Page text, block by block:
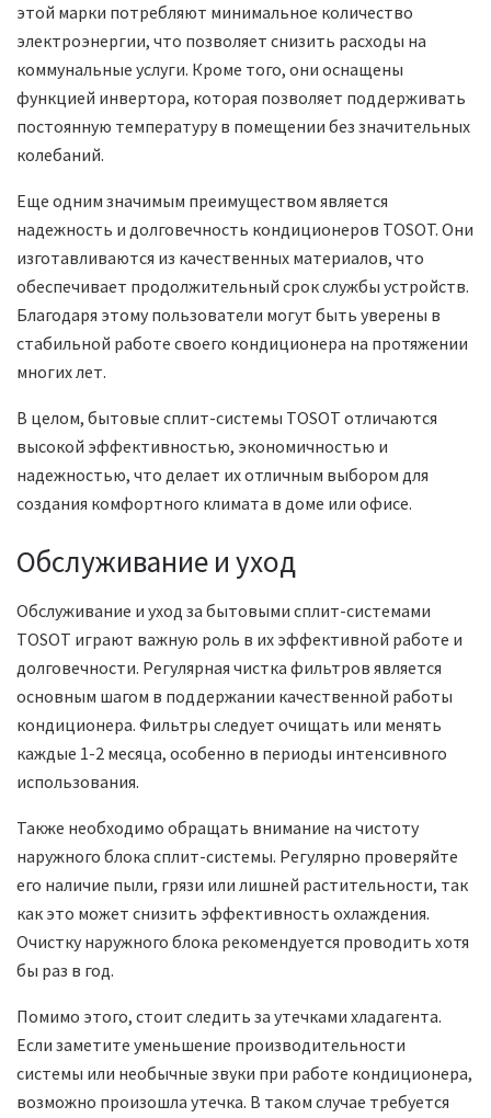
этой марки потребляют минимальное количество
электроэнергии, что позволяет снизить расходы на
коммунальные услуги. Кроме того, они оснащены
функцией инвертора, которая позволяет поддерживать
постоянную температуру в помещении без значительных
колебаний.
Еще одним значимым преимуществом является
надежность и долговечность кондиционеров TOSOT. Они
изготавливаются из качественных материалов, что
обеспечивает продолжительный срок службы устройств.
Благодаря этому пользователи могут быть уверены в
стабильной работе своего кондиционера на протяжении
многих лет.
В целом, бытовые сплит-системы TOSOT отличаются
высокой эффективностью, экономичностью и
надежностью, что делает их отличным выбором для
создания комфортного климата в доме или офисе.
Обслуживание и уход
Обслуживание и уход за бытовыми сплит-системами
TOSOT играют важную роль в их эффективной работе и
долговечности. Регулярная чистка фильтров является
основным шагом в поддержании качественной работы
кондиционера. Фильтры следует очищать или менять
каждые 1-2 месяца, особенно в периоды интенсивного
использования.
Также необходимо обращать внимание на чистоту
наружного блока сплит-системы. Регулярно проверяйте
его наличие пыли, грязи или лишней растительности, так
как это может снизить эффективность охлаждения.
Очистку наружного блока рекомендуется проводить хотя
бы раз в год.
Помимо этого, стоит следить за утечками хладагента.
Если заметите уменьшение производительности
системы или необычные звуки при работе кондиционера,
возможно произошла утечка. В таком случае требуется